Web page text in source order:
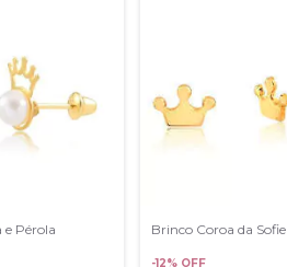
e Pérola
Brinco Coroa da Sofie
-12% OFF